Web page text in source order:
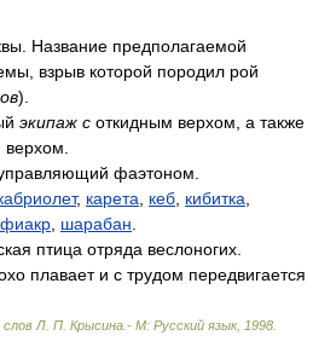
Название предполагаемой
взрыв которой породил рой
).
экипаж с откидным верхом, а также
верхом.
фаэтоном.
, карета кеб кибитка
фиакр шарабан
птица отряда веслоногих.
плавает и с трудом передвигается
Л. П. Крысина.- М: Русский язык, 1998